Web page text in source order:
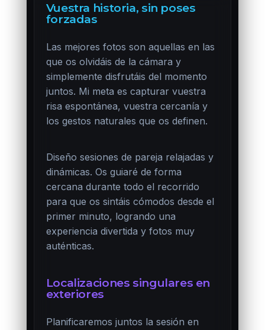
Vuestra historia, sin poses
forzadas
Las mejores fotos son aquellas en las
que os olvidáis de la cámara y
simplemente disfrutáis del momento
juntos. Mi meta es capturar vuestra
risa espontánea, vuestra cercanía y
los gestos naturales que os definen.
Diseño sesiones de pareja relajadas y
dinámicas. Os guiaré de forma
cercana durante todo el recorrido
para que os sintáis cómodos desde el
primer minuto, logrando una
experiencia divertida y fotos muy
auténticas.
Localizaciones singulares en
exteriores
Planificaremos juntos la sesión en